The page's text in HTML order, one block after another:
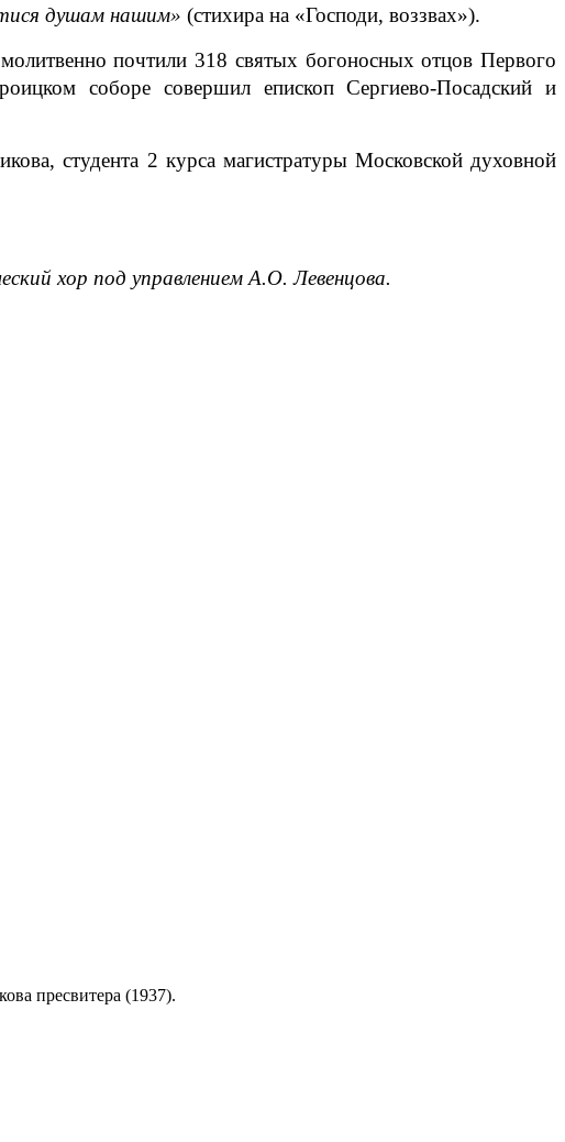
душам нашим» (стихира на «Господи, воззвах»).
почтили 318 святых богоносных отцов Первого
соборе совершил епископ Сергиево-Посадский и
студента 2 курса магистратуры Московской духовной
хор под управлением А.О. Левенцова.
пресвитера (1937).